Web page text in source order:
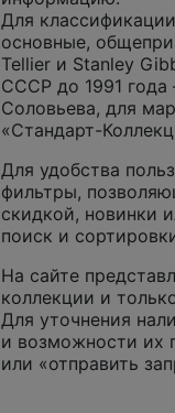
Для
основные,
Tellier и Stanley
СССР до 1991
Соловьева, для
«Стандарт-
Для удобства
фильтры,
скидкой, новинки
поиск и
На сайте
коллекции и
Для уточнения
и возможности их
или «отправить